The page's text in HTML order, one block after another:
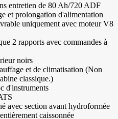
entretien de 80 Ah/720 ADF
et prolongation d'alimentation
uniquement avec moteur V8
2 rapports avec commandes à
noirs
et de climatisation (Non
classique.)
d'instruments
avec section avant hydroformée
caissonnée